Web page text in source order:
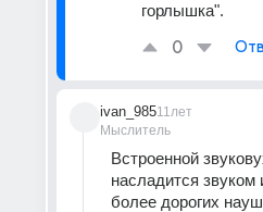
горлышка".
0
ivan_985
Мыслитель
11лет
Встроенной
насладится звуком
более дорогих